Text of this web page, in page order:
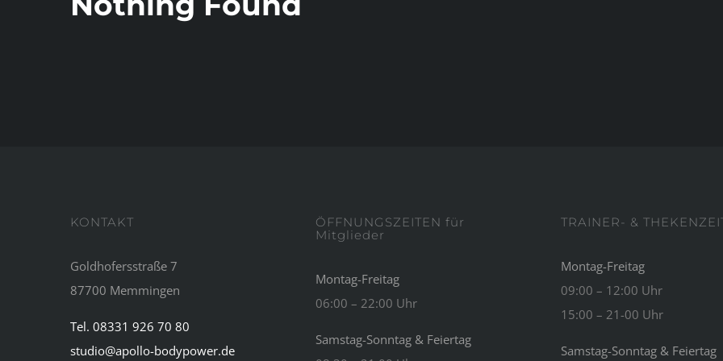
KONTAKT
Goldhofersstraße 7
87700 Memmingen
Tel. 08331 926 70 80
studio@apollo-bodypower.de
ÖFFNUNGSZEITEN für
Mitglieder
Montag-Freitag
06:00 – 22:00 Uhr
Samstag-Sonntag & Feiertag
TRAINER- &
Montag-Freitag
09:00 – 12:00 Uhr
15:00 – 21-00 Uhr
Samstag-Sonntag & Feiertag